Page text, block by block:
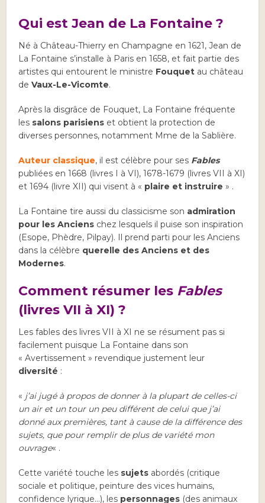
Qui est Jean de La Fontaine ?
Né à Château-Thierry en Champagne en 1621, Jean de
La Fontaine s’installe à Paris en 1658, et fait partie des
artistes qui entourent le ministre Fouquet au château
deVaux-Le-Vicomte.
Après la disgrâce de Fouquet, La Fontaine fréquente
les salons parisiens et obtient la protection de
diverses personnes, notamment Mme de la Sablière.
Auteur classique, il est célèbre pour ses Fables
publiées en 1668 (livres I à VI), 1678-1679 (livres VII à XI)
et 1694 (livre XII) qui visent à « plaire et instruire » .
La Fontaine tire aussi du classicisme son admiration
pour les Anciens chez lesquels il puise son inspiration
(Esope, Phèdre, Pilpay). Il prend parti pour les Anciens
dans la célèbre querelle des Anciens et des
Modernes.
Comment résumer les Fables
(livres VII à XI) ?
Les fables des livres VII à XI ne se résument pas si
facilement puisque La Fontaine dans son
« Avertissement » revendique justement leur
diversité :
« j’ai jugé à propos de donner à la plupart de celles-ci
un air et un tour un peu différent de celui que j’ai
donné aux premières, tant à cause de la différence des
sujets, que pour remplir de plus de variété mon
ouvrage« .
Cette variété touche les sujets abordés (critique
sociale et politique, peinture des vices humains,
confidence lyrique…), les personnages (des animaux